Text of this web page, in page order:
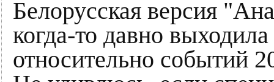
Белорусская версия
когда-то давно
относительно событий